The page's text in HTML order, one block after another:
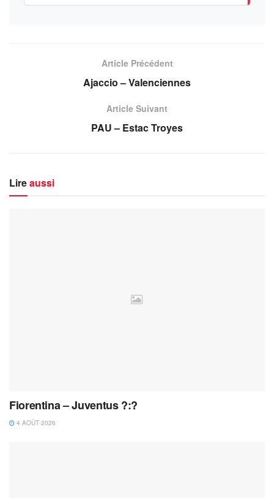
Article Précédent
Ajaccio – Valenciennes
Article Suivant
PAU – Estac Troyes
Lireaussi
Fiorentina – Juventus ?:?
4 AOÛT 2026